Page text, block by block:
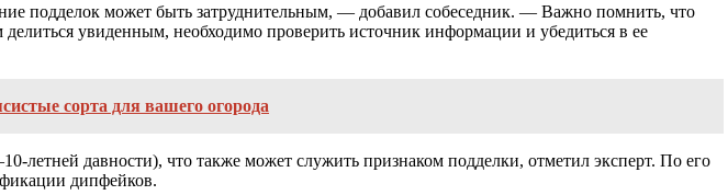
подделок может быть затруднительным, — добавил собеседник. — Важно помнить, что
увиденным, необходимо проверить источник информации и убедиться в ее
сорта для вашего огорода
летней давности), что также может служить признаком подделки, отметил эксперт. По его
дипфейков.